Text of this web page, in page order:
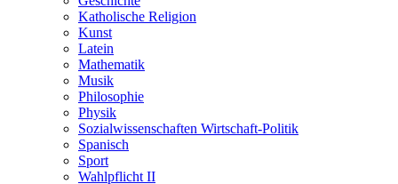
Katholische Religion
Kunst
Latein
Mathematik
Musik
Philosophie
Physik
Sozialwissenschaften Wirtschaft-Politik
Spanisch
Sport
Wahlpflicht II